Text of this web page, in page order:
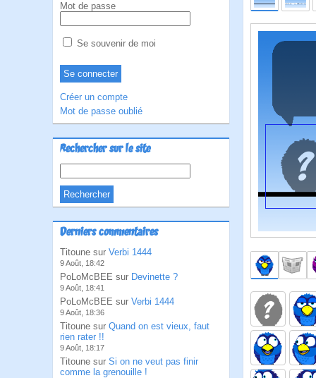
Mot de passe
Se souvenir de moi
Créer un compte
Mot de passe oublié
Rechercher sur le site
Derniers commentaires
Titoune sur Verbi 1444
9 Août, 18:42
PoLoMcBEE sur Devinette ?
9 Août, 18:41
PoLoMcBEE sur Verbi 1444
9 Août, 18:36
Titoune sur Quand on est vieux, faut
rien rater !!
9 Août, 18:17
Titoune sur Si on ne veut pas finir
comme la grenouille !